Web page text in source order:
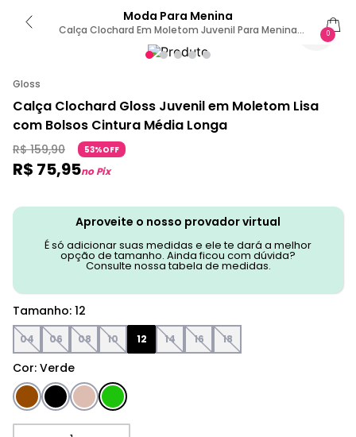
Moda Para Menina
Calça Clochard Em Moletom Juvenil Para Menina
Gloss 12 / Verde
0
Gloss
Calça Clochard Gloss Juvenil em Moletom Lisa
com Bolsos Cintura Média Longa
R$ 159,90 53%OFF
R$ 75,95no Pix
Aproveite o nosso provador virtual
É só adicionar suas medidas e ele te dará a melhor
opção de tamanho. Ainda ficou com dúvida?
Consulte nossa tabela de medidas.
Cor: Verde
Tamanho: 12
04 06 08 10 12 14 16 18